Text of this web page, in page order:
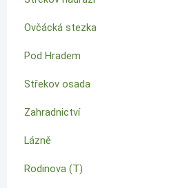
Ovčácká stezka
Pod Hradem
Střekov osada
Zahradnictví
Lázně
Rodinova (T)